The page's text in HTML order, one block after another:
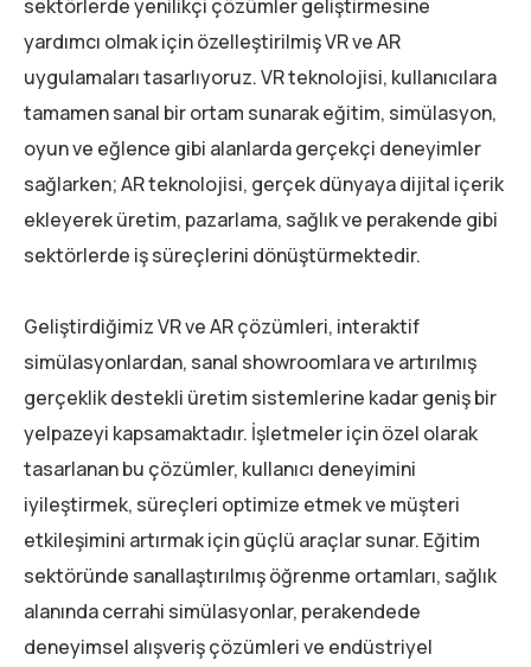
sektörlerde yenilikçi çözümler geliştirmesine
yardımcı olmak için özelleştirilmiş VR ve AR
uygulamaları tasarlıyoruz. VR teknolojisi, kullanıcılara
tamamen sanal bir ortam sunarak eğitim, simülasyon,
oyun ve eğlence gibi alanlarda gerçekçi deneyimler
sağlarken; AR teknolojisi, gerçek dünyaya dijital içerik
ekleyerek üretim, pazarlama, sağlık ve perakende gibi
sektörlerde iş süreçlerini dönüştürmektedir.
Geliştirdiğimiz VR ve AR çözümleri, interaktif
simülasyonlardan, sanal showroomlara ve artırılmış
gerçeklik destekli üretim sistemlerine kadar geniş bir
yelpazeyi kapsamaktadır. İşletmeler için özel olarak
tasarlanan bu çözümler, kullanıcı deneyimini
iyileştirmek, süreçleri optimize etmek ve müşteri
etkileşimini artırmak için güçlü araçlar sunar. Eğitim
sektöründe sanallaştırılmış öğrenme ortamları, sağlık
alanında cerrahi simülasyonlar, perakendede
deneyimsel alışveriş çözümleri ve endüstriyel